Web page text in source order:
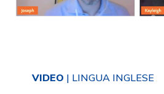
VIDEO | LINGUA INGLESE